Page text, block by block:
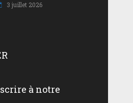
3 juillet 2026
à notre